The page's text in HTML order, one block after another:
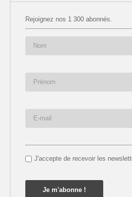
Rejoignez nos 1 300 abonnés.
J'accepte de recevoir les